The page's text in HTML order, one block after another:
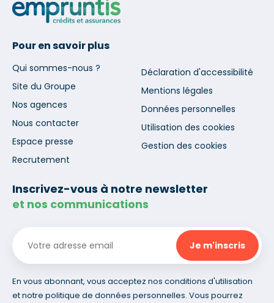
Pour en savoir plus
Qui sommes-nous ?
Site du Groupe
Nos agences
Nous contacter
Espace presse
Recrutement
Déclaration d'accessibilité
Mentions légales
Données personnelles
Utilisation des cookies
Gestion des cookies
Inscrivez-vous à notre newsletter
et nos communications
En vous abonnant, vous acceptez nos conditions d'utilisation
et notre politique de données personnelles. Vous pourrez